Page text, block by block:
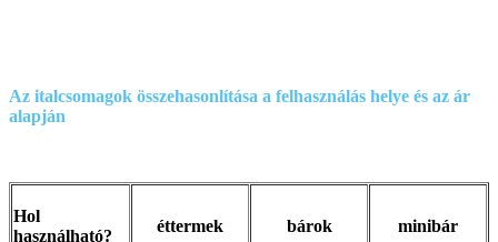
Az italcsomagok összehasonlítása a felhasználás helye és az ár
alapján
Hol
használható?
éttermek bárok minibár